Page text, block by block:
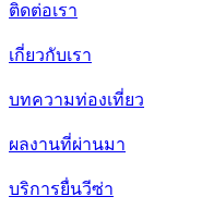
ติดต่อเรา
เกี่ยวกับเรา
บทความท่องเที่ยว
ผลงานที่ผ่านมา
บริการยื่นวีซ่า